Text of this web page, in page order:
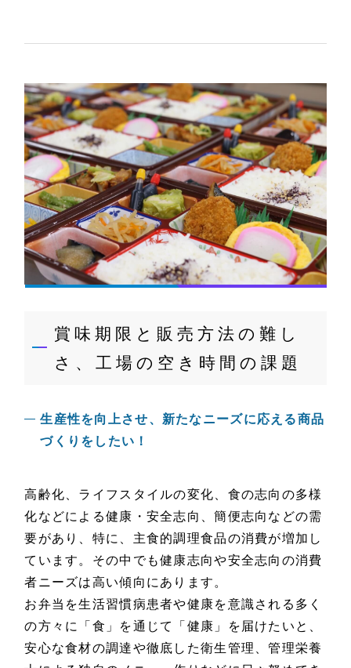
賞味期限と販売方法の難し
さ、工場の空き時間の課題
生産性を向上させ、新たなニーズに応える商品
づくりをしたい！
高齢化、ライフスタイルの変化、食の志向の多様
化などによる健康・安全志向、簡便志向などの需
要があり、特に、主食的調理食品の消費が増加し
ています。その中でも健康志向や安全志向の消費
者ニーズは高い傾向にあります。
お弁当を生活習慣病患者や健康を意識される多く
の方々に「食」を通じて「健康」を届けたいと、
安心な食材の調達や徹底した衛生管理、管理栄養